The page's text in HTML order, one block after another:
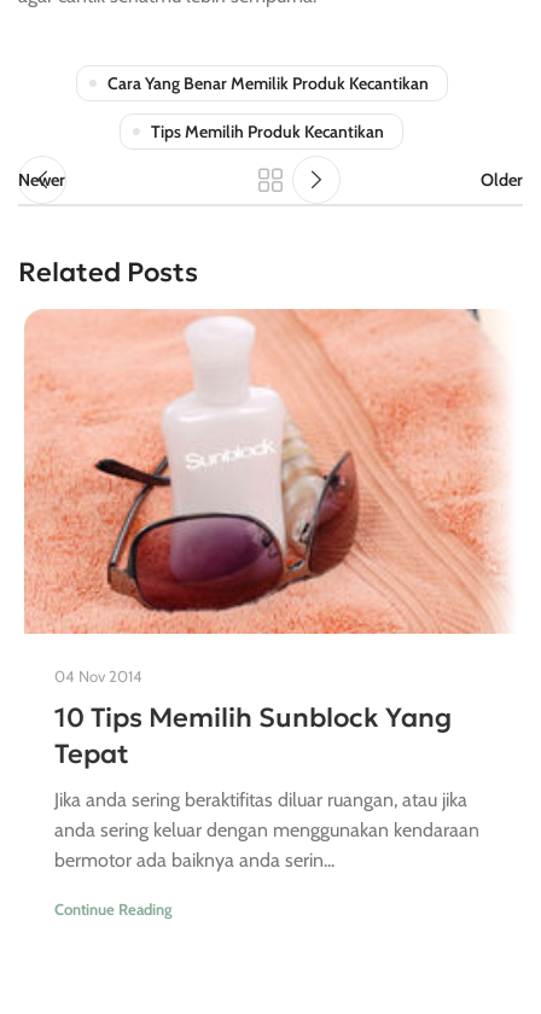
Cara Yang Benar Memilik Produk Kecantikan
Tips Memilih Produk Kecantikan
Newer Older
Related Posts
04 Nov 2014
10 Tips Memilih Sunblock Yang
Tepat
Jika anda sering beraktifitas diluar ruangan, atau jika
anda sering keluar dengan menggunakan kendaraan
bermotor ada baiknya anda serin...
Continue Reading